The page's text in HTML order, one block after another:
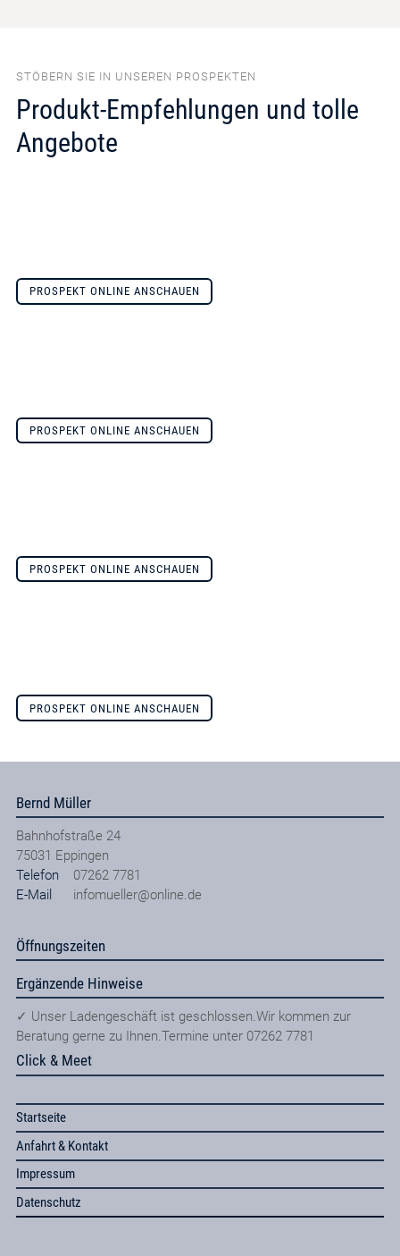
STÖBERN SIE IN UNSEREN PROSPEKTEN
Produkt-Empfehlungen und tolle
Angebote
PROSPEKT ONLINE ANSCHAUEN
PROSPEKT ONLINE ANSCHAUEN
PROSPEKT ONLINE ANSCHAUEN
PROSPEKT ONLINE ANSCHAUEN
Bernd Müller
Bahnhofstraße 24
75031 Eppingen
Telefon
07262 7781
E-Mail
infomueller@online.de
Öffnungszeiten
Ergänzende Hinweise
✓ Unser Ladengeschäft ist geschlossen.Wir kommen zur
Beratung gerne zu Ihnen.Termine unter 07262 7781
Click & Meet
Startseite
Anfahrt & Kontakt
Impressum
Datenschutz